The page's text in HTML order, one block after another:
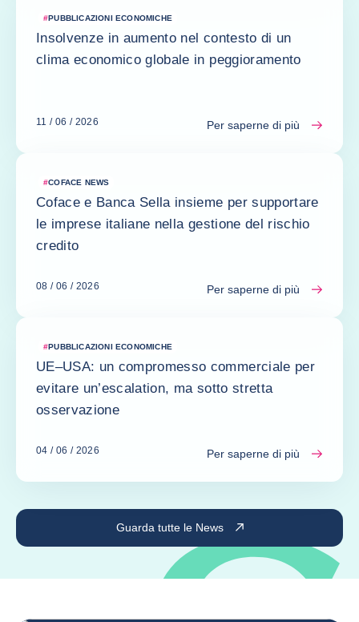
Guarda tutte le News
#PUBBLICAZIONI ECONOMICHE
Insolvenze in aumento nel contesto di un
clima economico globale in peggioramento
11 / 06 / 2026 Per saperne di più
#COFACE NEWS
Coface e Banca Sella insieme per supportare
le imprese italiane nella gestione del rischio
credito
08 / 06 / 2026 Per saperne di più
#PUBBLICAZIONI ECONOMICHE
UE–USA: un compromesso commerciale per
evitare un’escalation, ma sotto stretta
osservazione
04 / 06 / 2026 Per saperne di più